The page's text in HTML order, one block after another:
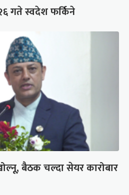
गते स्वदेश फर्किने
बैठक चल्दा सेयर कारोबार